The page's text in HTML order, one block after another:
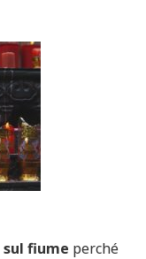
sul fiume perché